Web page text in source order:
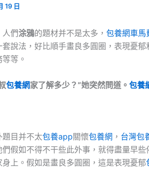
19 日
們涂鴉的題材并不是太多， 包養網車馬
說法，好比順手畫良多圓圈，表現憂
等。
包養網家了解多少？”她突然問道。 包養
目并不太包養app關懷包養網 ， 台灣包
假如不得不干些此外事，就得盡量早些
上。假如是畫良多圓圈，這是表現憂郁